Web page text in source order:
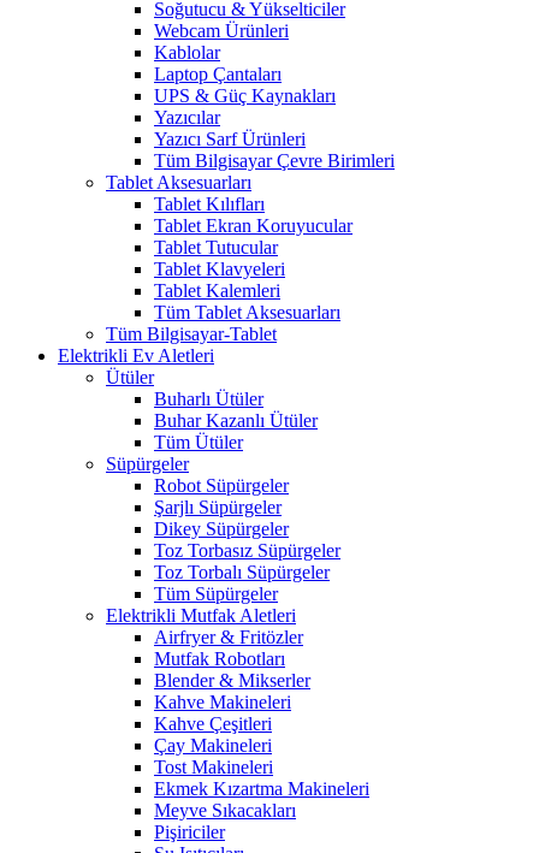
Soğutucu & Yükselticiler
Webcam Ürünleri
Kablolar
Laptop Çantaları
UPS & Güç Kaynakları
Yazıcılar
Yazıcı Sarf Ürünleri
Tüm Bilgisayar Çevre Birimleri
Tablet Aksesuarları
Tablet Kılıfları
Tablet Ekran Koruyucular
Tablet Tutucular
Tablet Klavyeleri
Tablet Kalemleri
Tüm Tablet Aksesuarları
Tüm Bilgisayar-Tablet
Elektrikli Ev Aletleri
Ütüler
Buharlı Ütüler
Buhar Kazanlı Ütüler
Tüm Ütüler
Süpürgeler
Robot Süpürgeler
Şarjlı Süpürgeler
Dikey Süpürgeler
Toz Torbasız Süpürgeler
Toz Torbalı Süpürgeler
Tüm Süpürgeler
Elektrikli Mutfak Aletleri
Airfryer & Fritözler
Mutfak Robotları
Blender & Mikserler
Kahve Makineleri
Kahve Çeşitleri
Çay Makineleri
Tost Makineleri
Ekmek Kızartma Makineleri
Meyve Sıkacakları
Pişiriciler